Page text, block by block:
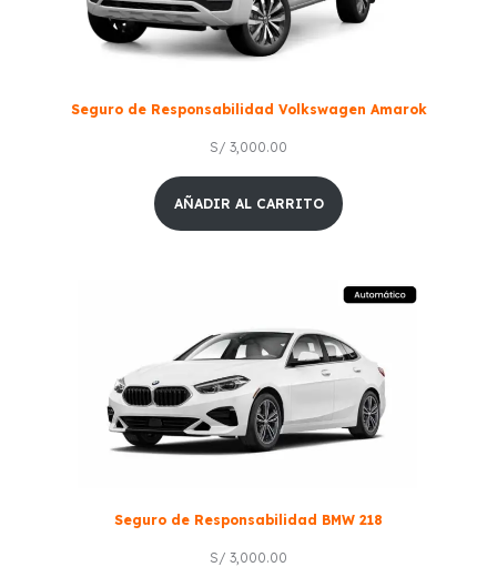
Seguro de Responsabilidad Volkswagen Amarok
S/ 3,000.00
AÑADIR AL CARRITO
Seguro de Responsabilidad BMW 218
S/ 3,000.00